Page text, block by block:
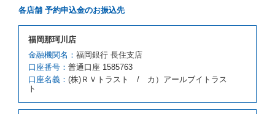
いいます。）の貸渡しを申し入れることができるもの
とします。
クラスを除き予約時と同一の借受条件でレンタカー提
携先の代替レンタカーを貸し渡すものとします。な
お、代替レンタカーの貸渡料金が予約された車種クラ
スの貸渡料金より高くなるときは、予約した車種クラ
スの貸渡料金によるものとし、予約された車種クラス
各店舗 予約申込金のお振込先
福岡那珂川店
金融機関名： 福岡銀行 長住支店
口座番号： 普通口座 1585763
口座名義： (株)ＲＶトラスト / カ）アールブイトラス
ト